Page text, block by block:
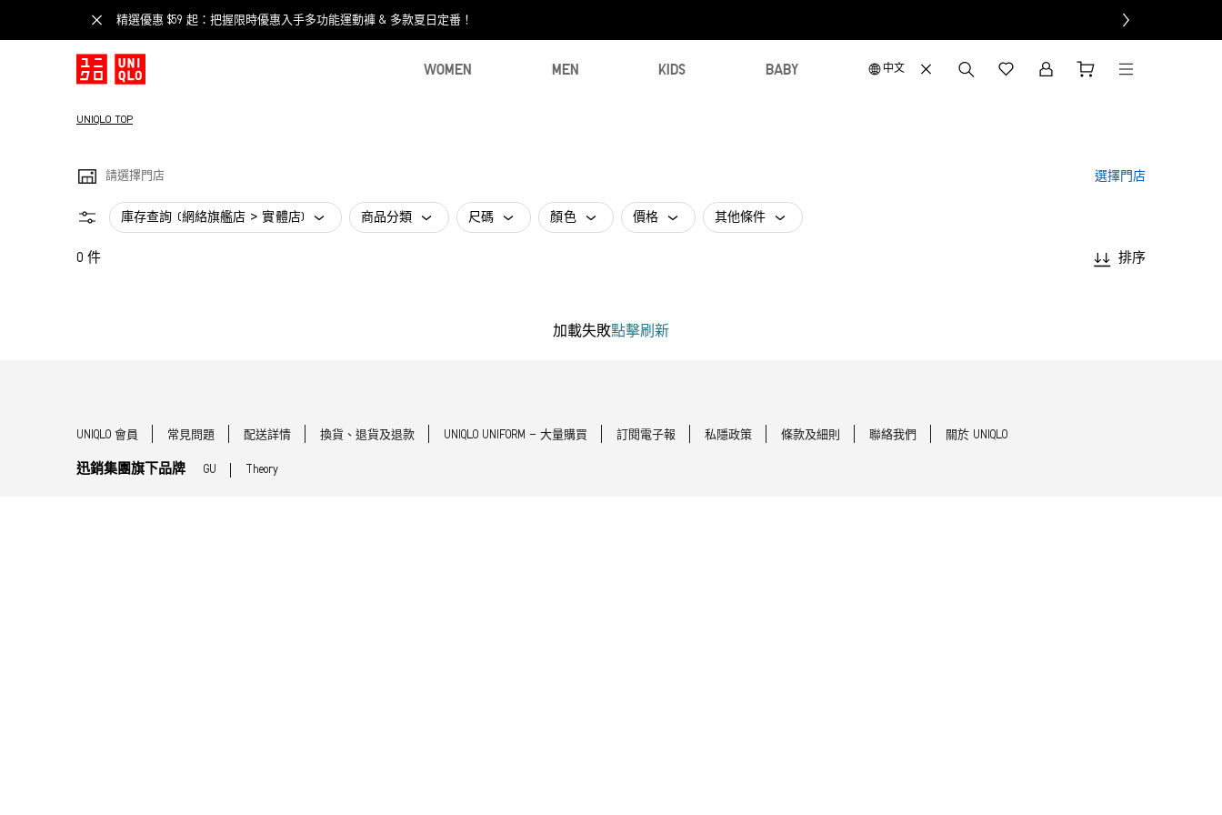
精選優惠 $59 起：把握限時優惠入手多功能運動褲 & 多款夏日定番！​
WOMEN MEN KIDS BABY 中文
UNIQLO TOP
請選擇門店 選擇門店
庫存查詢 (網絡旗艦店 > 實體店) 商品分類 尺碼 顏色 價格 其他條件
0 件 排序
加載失敗點擊刷新
UNIQLO 會員 常見問題 配送詳情 換貨、退貨及退款 UNIQLO UNIFORM - 大量購買 訂閱電子報 私隱政策 條款及細則 聯絡我們 關於 UNIQLO
迅銷集團旗下品牌 GU Theory